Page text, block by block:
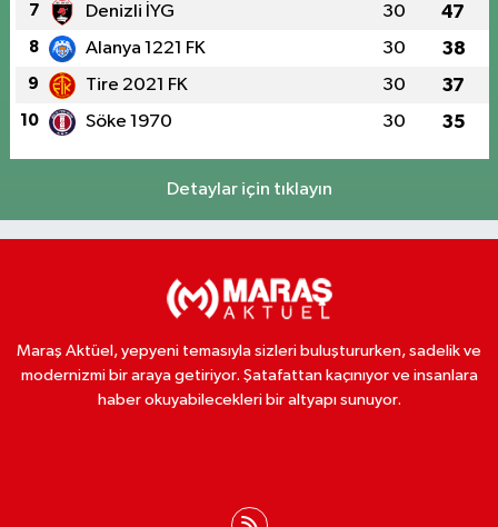
7 Denizli İYG 30 47
8 Alanya 1221 FK 30 38
9 Tire 2021 FK 30 37
10 Söke 1970 30 35
Detaylar için tıklayın
Maraş Aktüel, yepyeni temasıyla sizleri buluştururken, sadelik ve
modernizmi bir araya getiriyor. Şatafattan kaçınıyor ve insanlara
haber okuyabilecekleri bir altyapı sunuyor.